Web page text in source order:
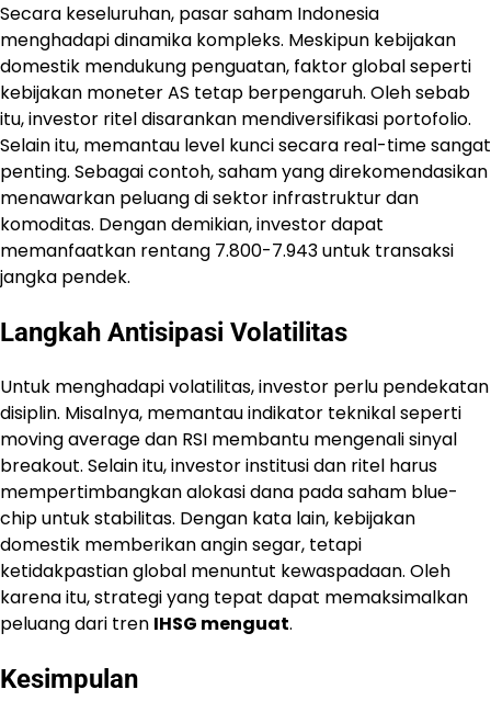
Secara keseluruhan, pasar saham Indonesia
menghadapi dinamika kompleks. Meskipun kebijakan
domestik mendukung penguatan, faktor global seperti
kebijakan moneter AS tetap berpengaruh. Oleh sebab
itu, investor ritel disarankan mendiversifikasi portofolio.
Selain itu, memantau level kunci secara real-time sangat
penting. Sebagai contoh, saham yang direkomendasikan
menawarkan peluang di sektor infrastruktur dan
komoditas. Dengan demikian, investor dapat
memanfaatkan rentang 7.800-7.943 untuk transaksi
jangka pendek.
Langkah Antisipasi Volatilitas
Untuk menghadapi volatilitas, investor perlu pendekatan
disiplin. Misalnya, memantau indikator teknikal seperti
moving average dan RSI membantu mengenali sinyal
breakout. Selain itu, investor institusi dan ritel harus
mempertimbangkan alokasi dana pada saham blue-
chip untuk stabilitas. Dengan kata lain, kebijakan
domestik memberikan angin segar, tetapi
ketidakpastian global menuntut kewaspadaan. Oleh
karena itu, strategi yang tepat dapat memaksimalkan
peluang dari tren IHSG menguat.
Kesimpulan